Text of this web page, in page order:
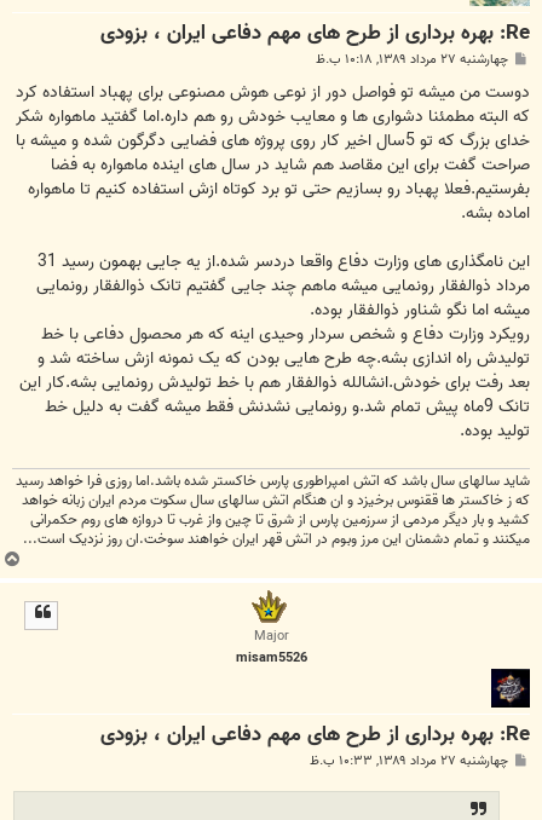
Re: بهره برداری از طرح های مهم دفاعی ایران ، بزودی
س
ت
چهارشنبه ۲۷ مرداد ۱۳۸۹, ۱۰:۱۸ ب.ظ
دوست من میشه تو فواصل دور از نوعی هوش مصنوعی برای پهباد استفاده کرد
که البته مطمئنا دشواری ها و معایب خودش رو هم داره.اما گفتید ماهواره شکر
خدای بزرگ که تو 5سال اخیر کار روی پروژه های فضایی دگرگون شده و میشه با
صراحت گفت برای این مقاصد هم شاید در سال های اینده ماهواره به فضا
بفرستیم.فعلا پهباد رو بسازیم حتی تو برد کوتاه ازش استفاده کنیم تا ماهواره
اماده بشه.
این نامگذاری های وزارت دفاع واقعا دردسر شده.از یه جایی بهمون رسید 31
مرداد ذوالفقار رونمایی میشه ماهم چند جایی گفتیم تانک ذوالفقار رونمایی
میشه اما نگو شناور ذوالفقار بوده.
رویکرد وزارت دفاع و شخص سردار وحیدی اینه که هر محصول دفاعی با خط
تولیدش راه اندازی بشه.چه طرح هایی بودن که یک نمونه ازش ساخته شد و
بعد رفت برای خودش.انشالله ذوالفقار هم با خط تولیدش رونمایی بشه.کار این
تانک 9ماه پیش تمام شد.و رونمایی نشدنش فقط میشه گفت به دلیل خط
تولید بوده.
شاید سالهای سال باشد که اتش امپراطوری پارس خاکستر شده باشد.اما روزی فرا خواهد رسید
که ز خاکستر ها ققنوس برخیزد و ان هنگام اتش سالهای سال سکوت مردم ایران زبانه خواهد
کشید و بار دیگر مردمی از سرزمین پارس از شرق تا چین واز غرب تا دروازه های روم حکمرانی
میکنند و تمام دشمنان این مرز وبوم در اتش قهر ایران خواهند سوخت.ان روز نزدیک است...
Major
misam5526
Re: بهره برداری از طرح های مهم دفاعی ایران ، بزودی
س
چهارشنبه ۲۷ مرداد ۱۳۸۹, ۱۰:۳۳ ب.ظ